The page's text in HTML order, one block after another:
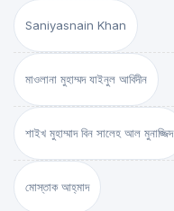
Saniyasnain Khan
মাওলানা মুহাম্মদ যাইনুল আবিদীন
শাইখ মুহাম্মাদ বিন সালেহ আল মুনাজ্জিদ
মোস্তাক আহ্‌মাদ